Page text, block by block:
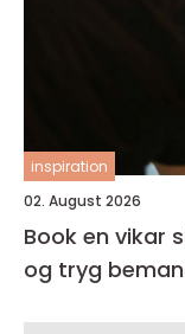
inspiration
02. August 2026
Book en vikar sådan får institutioner hurtig
og tryg